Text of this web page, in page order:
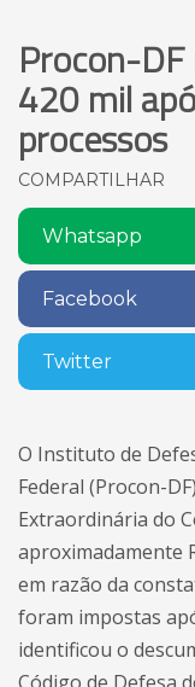
Procon-
420 mil
processos
COMPARTILHAR
Whatsapp
Facebook
Twitter
O Instituto de
Federal (Procon-
Extraordinária do
aproximadamente
em razão da
foram impostas
identificou o